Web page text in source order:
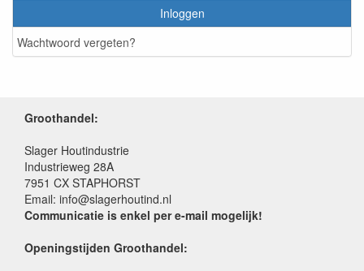
Inloggen
Wachtwoord vergeten?
Groothandel:
Slager Houtindustrie
Industrieweg 28A
7951 CX STAPHORST
Email: info@slagerhoutind.nl
Communicatie is enkel per e-mail mogelijk!
Openingstijden Groothandel: